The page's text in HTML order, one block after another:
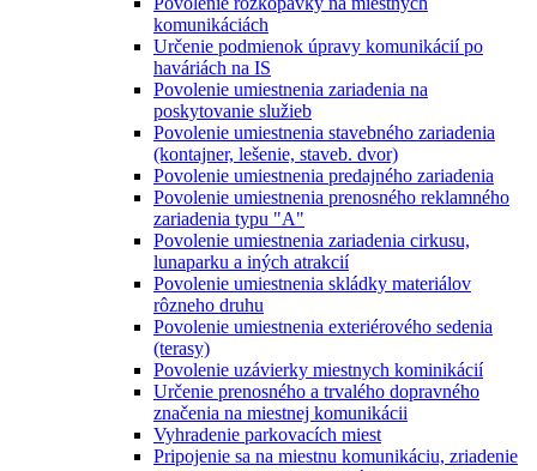
komunikáciách
Určenie podmienok úpravy komunikácií po
haváriách na IS
Povolenie umiestnenia zariadenia na
poskytovanie služieb
Povolenie umiestnenia stavebného zariadenia
(kontajner, lešenie, staveb. dvor)
Povolenie umiestnenia predajného zariadenia
Povolenie umiestnenia prenosného reklamného
zariadenia typu "A"
Povolenie umiestnenia zariadenia cirkusu,
lunaparku a iných atrakcií
Povolenie umiestnenia skládky materiálov
rôzneho druhu
Povolenie umiestnenia exteriérového sedenia
(terasy)
Povolenie uzávierky miestnych kominikácií
Určenie prenosného a trvalého dopravného
značenia na miestnej komunikácii
Vyhradenie parkovacích miest
Pripojenie sa na miestnu komunikáciu, zriadenie